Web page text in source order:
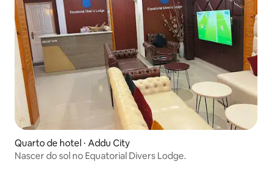
Quarto de hotel ⋅ Addu City
Nascer do sol no Equatorial Divers Lodge.